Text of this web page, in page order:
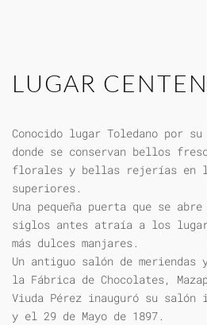
LUGAR
Conocido lugar Toledano por su
donde se conservan bellos
florales y bellas rejerías en
superiores.
Una pequeña puerta que se
siglos antes atraía a los
más dulces manjares.
Un antiguo salón de
la Fábrica de Chocolates,
Viuda Pérez inauguró su
y el 29 de Mayo de 1897.